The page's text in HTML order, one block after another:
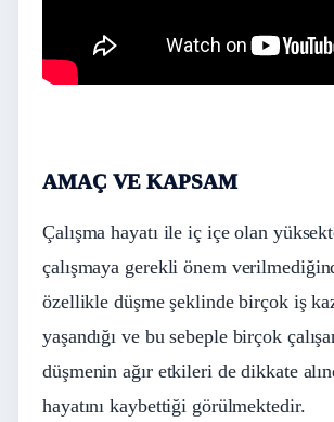
AMAÇ VE KAPSAM
Çalışma hayatı ile iç içe olan
çalışmaya gerekli önem
özellikle düşme şeklinde birçok iş
yaşandığı ve bu sebeple birçok
düşmenin ağır etkileri de dikkate
hayatını kaybettiği görülmektedir.